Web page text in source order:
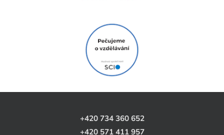
+420 734 360 652
+420 571 411 957